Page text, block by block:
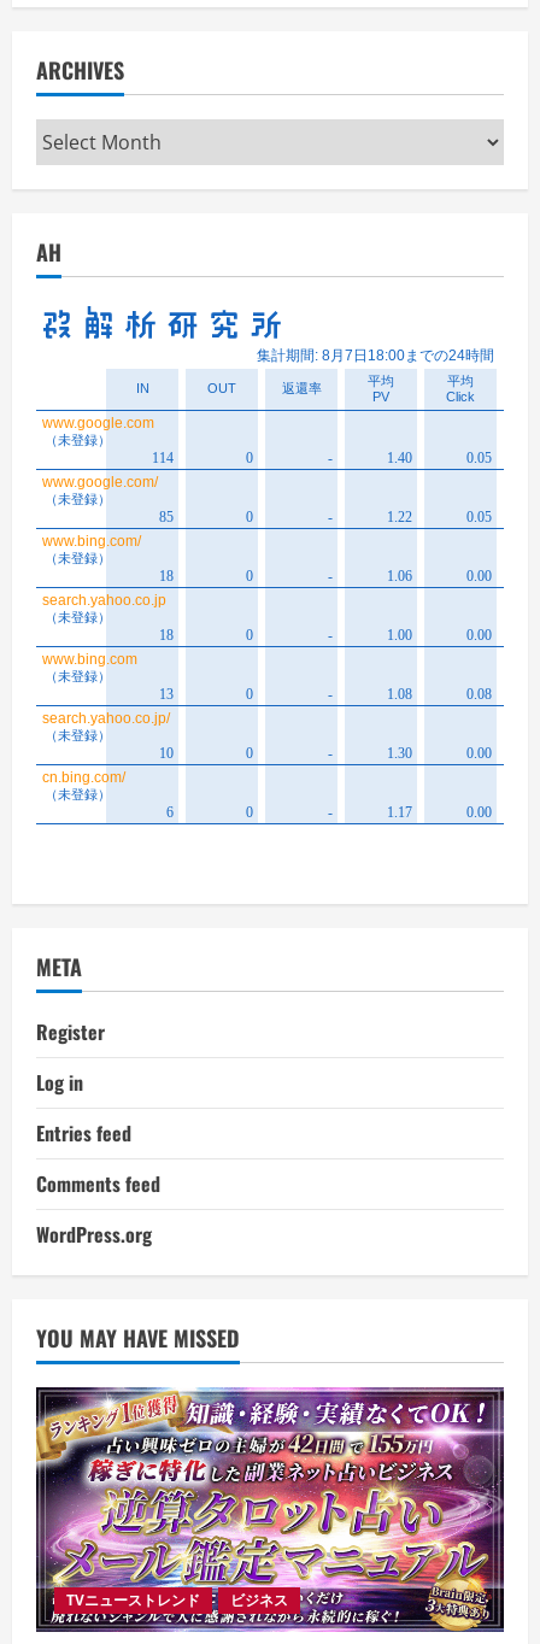
ARCHIVES
Archives
AH
META
Register
Log in
Entries feed
Comments feed
WordPress.org
YOU MAY HAVE MISSED
TVニューストレンド ビジネス